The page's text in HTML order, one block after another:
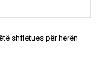
shfletues për herën